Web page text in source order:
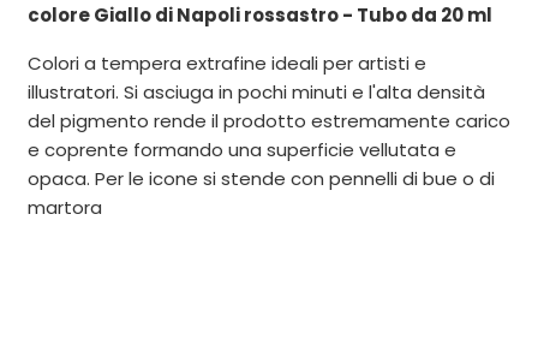
colore Giallo di Napoli rossastro - Tubo da 20 ml
Colori a tempera extrafine ideali per artisti e
illustratori. Si asciuga in pochi minuti e l'alta densità
del pigmento rende il prodotto estremamente carico
e coprente formando una superficie vellutata e
opaca. Per le icone si stende con pennelli di bue o di
martora